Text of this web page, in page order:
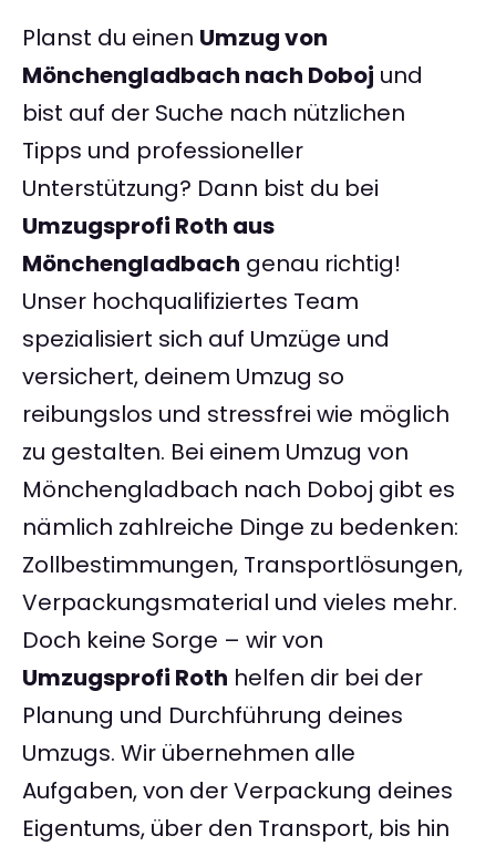
Planst du einen Umzug von
Mönchengladbach nach Doboj und
bist auf der Suche nach nützlichen
Tipps und professioneller
Unterstützung? Dann bist du bei
Umzugsprofi Roth aus
Mönchengladbach genau richtig!
Unser hochqualifiziertes Team
spezialisiert sich auf Umzüge und
versichert, deinem Umzug so
reibungslos und stressfrei wie möglich
zu gestalten. Bei einem Umzug von
Mönchengladbach nach Doboj gibt es
nämlich zahlreiche Dinge zu bedenken:
Zollbestimmungen, Transportlösungen,
Verpackungsmaterial und vieles mehr.
Doch keine Sorge – wir von
Umzugsprofi Roth helfen dir bei der
Planung und Durchführung deines
Umzugs. Wir übernehmen alle
Aufgaben, von der Verpackung deines
Eigentums, über den Transport, bis hin